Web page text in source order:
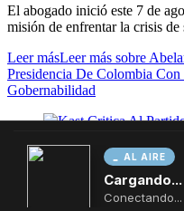
AL AIRE
Cargando...
Conectando...